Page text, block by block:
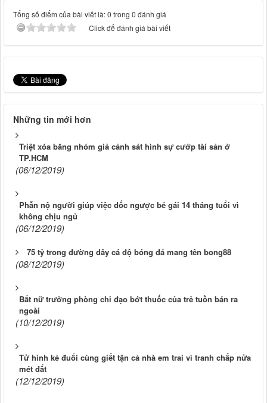
Tổng số điểm của bài viết là: 0 trong 0 đánh giá
Click để đánh giá bài viết
Những tin mới hơn
Triệt xóa băng nhóm giả cảnh sát hình sự cướp tài sản ở
TP.HCM
(06/12/2019)
Phẫn nộ người giúp việc dốc ngược bé gái 14 tháng tuổi vì
không chịu ngủ
(06/12/2019)
75 tỷ trong đường dây cá độ bóng đá mang tên bong88
(08/12/2019)
Bắt nữ trưởng phòng chỉ đạo bớt thuốc của trẻ tuồn bán ra
ngoài
(10/12/2019)
Tử hình kẻ đuổi cùng giết tận cả nhà em trai vì tranh chấp nửa
mét đất
(12/12/2019)